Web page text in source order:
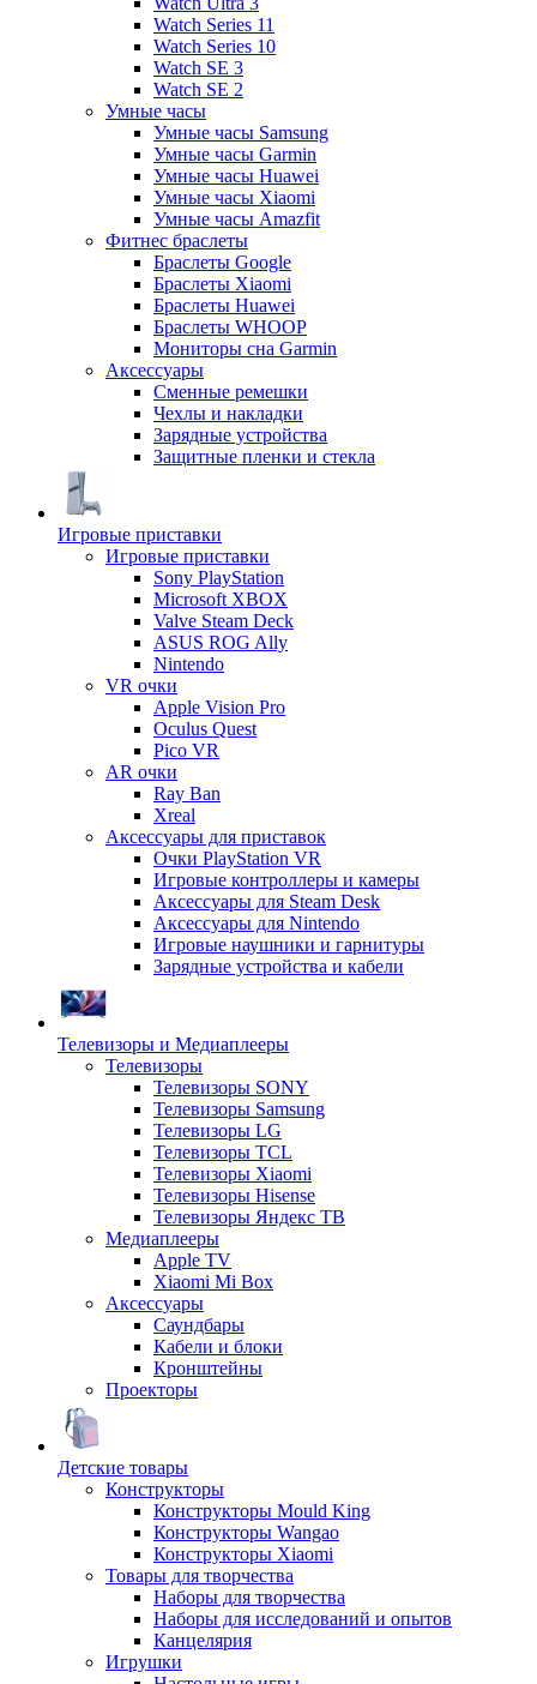
Watch Series 11
Watch Series 10
Watch SE 3
Watch SE 2
Умные часы
Умные часы Samsung
Умные часы Garmin
Умные часы Huawei
Умные часы Xiaomi
Умные часы Amazfit
Фитнес браслеты
Браслеты Google
Браслеты Xiaomi
Браслеты Huawei
Браслеты WHOOP
Мониторы сна Garmin
Аксессуары
Сменные ремешки
Чехлы и накладки
Зарядные устройства
Защитные пленки и стекла
Игровые приставки
Игровые приставки
Sony PlayStation
Microsoft XBOX
Valve Steam Deck
ASUS ROG Ally
Nintendo
VR очки
Apple Vision Pro
Oculus Quest
Pico VR
AR очки
Ray Ban
Xreal
Аксессуары для приставок
Очки PlayStation VR
Игровые контроллеры и камеры
Аксессуары для Steam Desk
Аксессуары для Nintendo
Игровые наушники и гарнитуры
Зарядные устройства и кабели
Телевизоры и Медиаплееры
Телевизоры
Телевизоры SONY
Телевизоры Samsung
Телевизоры LG
Телевизоры TCL
Телевизоры Xiaomi
Телевизоры Hisense
Телевизоры Яндекс ТВ
Медиаплееры
Apple TV
Xiaomi Mi Box
Аксессуары
Саундбары
Кабели и блоки
Кронштейны
Проекторы
Детские товары
Конструкторы
Конструкторы Mould King
Конструкторы Wangao
Конструкторы Xiaomi
Товары для творчества
Наборы для творчества
Наборы для исследований и опытов
Канцелярия
Игрушки